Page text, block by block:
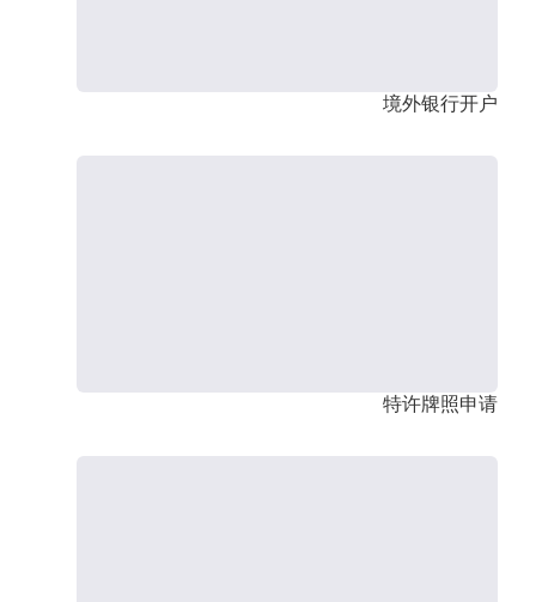
境外银行开户
特许牌照申请